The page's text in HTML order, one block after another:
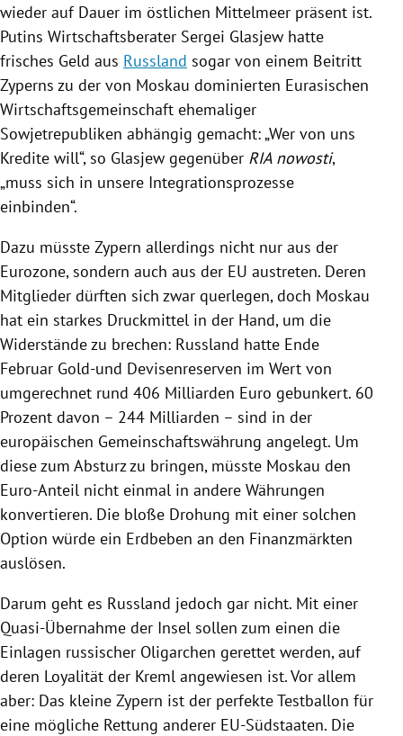
wieder auf Dauer im östlichen Mittelmeer präsent ist.
Putins Wirtschaftsberater Sergei Glasjew hatte
frisches Geld aus Russland sogar von einem Beitritt
Zyperns zu der von Moskau dominierten Eurasischen
Wirtschaftsgemeinschaft ehemaliger
Sowjetrepubliken abhängig gemacht: „Wer von uns
Kredite will“, so Glasjew gegenüber RIA nowosti,
„muss sich in unsere Integrationsprozesse
einbinden“.
Dazu müsste Zypern allerdings nicht nur aus der
Eurozone, sondern auch aus der EU austreten. Deren
Mitglieder dürften sich zwar querlegen, doch Moskau
hat ein starkes Druckmittel in der Hand, um die
Widerstände zu brechen: Russland hatte Ende
Februar Gold-und Devisenreserven im Wert von
umgerechnet rund 406 Milliarden Euro gebunkert. 60
Prozent davon – 244 Milliarden – sind in der
europäischen Gemeinschaftswährung angelegt. Um
diese zum Absturz zu bringen, müsste Moskau den
Euro-Anteil nicht einmal in andere Währungen
konvertieren. Die bloße Drohung mit einer solchen
Option würde ein Erdbeben an den Finanzmärkten
auslösen.
Darum geht es Russland jedoch gar nicht. Mit einer
Quasi-Übernahme der Insel sollen zum einen die
Einlagen russischer Oligarchen gerettet werden, auf
deren Loyalität der Kreml angewiesen ist. Vor allem
aber: Das kleine Zypern ist der perfekte Testballon für
eine mögliche Rettung anderer EU-Südstaaten. Die